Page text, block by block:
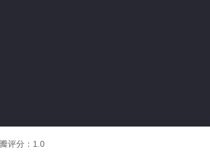
评分： 1.0